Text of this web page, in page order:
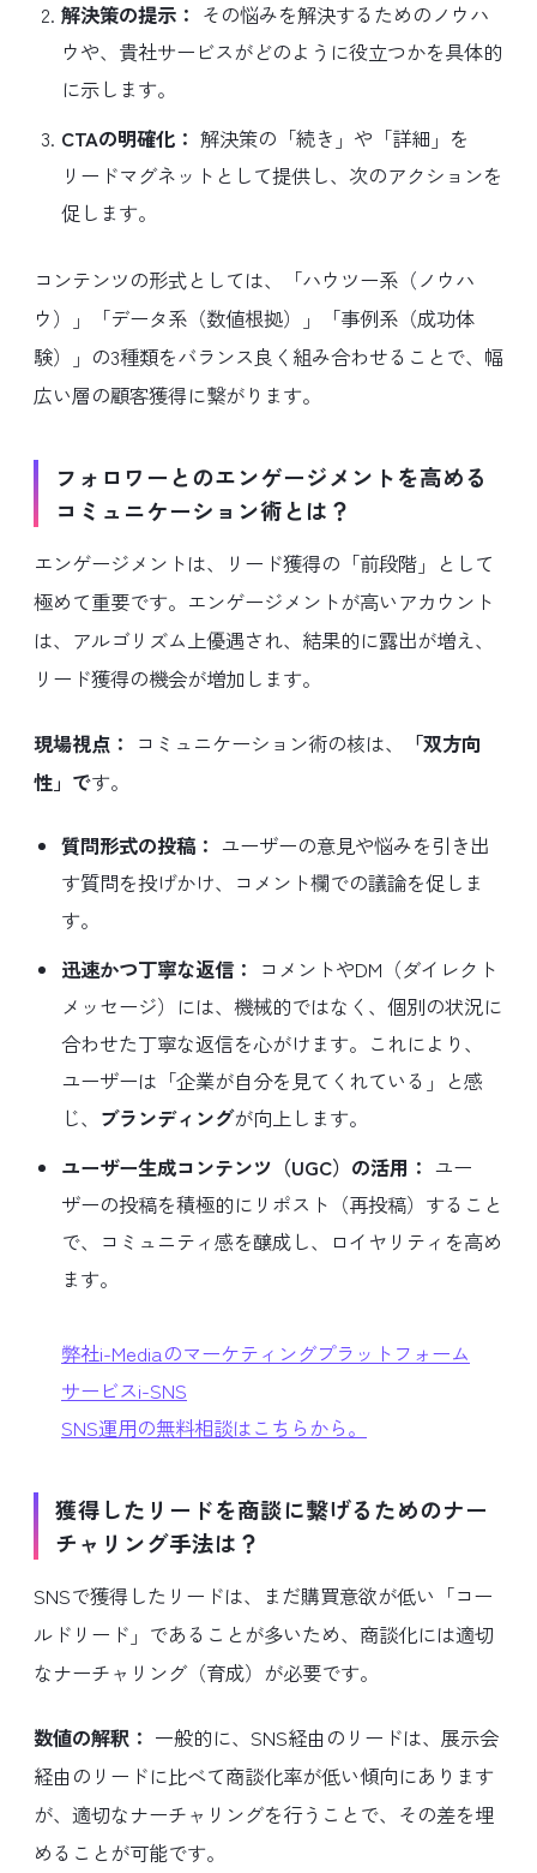
解決策の提示： その悩みを解決するためのノウハ
ウや、貴社サービスがどのように役立つかを具体的
に示します。
CTAの明確化： 解決策の「続き」や「詳細」を
リードマグネットとして提供し、次のアクションを
促します。
コンテンツの形式としては、「ハウツー系（ノウハ
ウ）」「データ系（数値根拠）」「事例系（成功体
験）」の3種類をバランス良く組み合わせることで、幅
広い層の顧客獲得に繋がります。
フォロワーとのエンゲージメントを高める
コミュニケーション術とは？
エンゲージメントは、リード獲得の「前段階」として
極めて重要です。エンゲージメントが高いアカウント
は、アルゴリズム上優遇され、結果的に露出が増え、
リード獲得の機会が増加します。
現場視点： コミュニケーション術の核は、
「双方向
性」です。
質問形式の投稿： ユーザーの意見や悩みを引き出
す質問を投げかけ、コメント欄での議論を促しま
す。
迅速かつ丁寧な返信： コメントやDM（ダイレクト
メッセージ）には、機械的ではなく、個別の状況に
合わせた丁寧な返信を心がけます。これにより、
ユーザーは「企業が自分を見てくれている」と感
じ、 ブランディングが向上します。
ユーザー生成コンテンツ（UGC）の活用： ユー
ザーの投稿を積極的にリポスト（再投稿）すること
で、コミュニティ感を醸成し、ロイヤリティを高め
ます。
弊社i-Mediaのマーケティングプラットフォーム
サービスi-SNS
SNS運用の無料相談はこちらから。
獲得したリードを商談に繋げるためのナー
チャリング手法は？
SNSで獲得したリードは、まだ購買意欲が低い「コー
ルドリード」であることが多いため、商談化には適切
なナーチャリング（育成）が必要です。
数値の解釈： 一般的に、SNS経由のリードは、展示会
経由のリードに比べて商談化率が低い傾向にあります
が、適切なナーチャリングを行うことで、その差を埋
めることが可能です。